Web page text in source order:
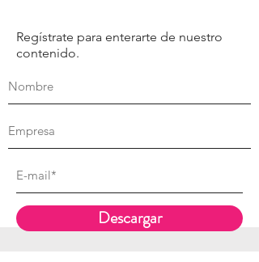
Regístrate para enterarte de nuestro
contenido.
Descargar